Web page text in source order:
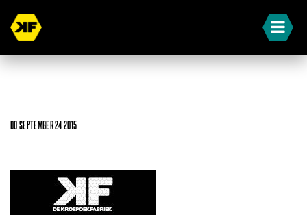
DO SEPTEMBER 24 2015